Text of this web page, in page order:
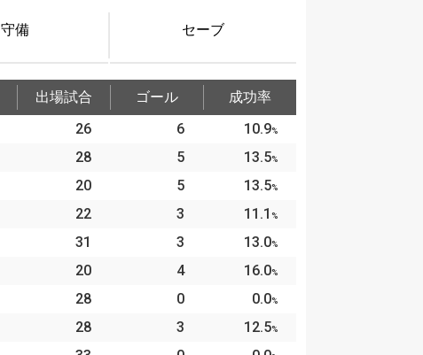
守備 セーブ
出場試合 ゴール 成功率
26 6 10.9%
28 5 13.5%
20 5 13.5%
22 3 11.1 %
31 3 13.0%
20 4 16.0%
28 0 0.0%
28 3 12.5%